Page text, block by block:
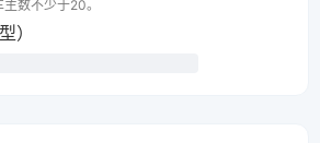
数不少于20。
）